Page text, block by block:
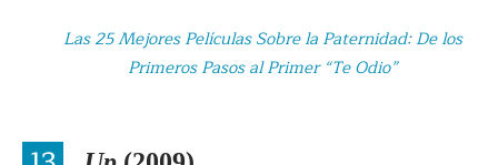
Las 25 Mejores Películas Sobre la Paternidad: De los
Primeros Pasos al Primer “Te Odio”